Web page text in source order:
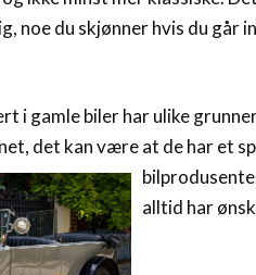
noe du skjønner hvis du går
i gamle biler har ulike
det kan være at dehar et
alltid har